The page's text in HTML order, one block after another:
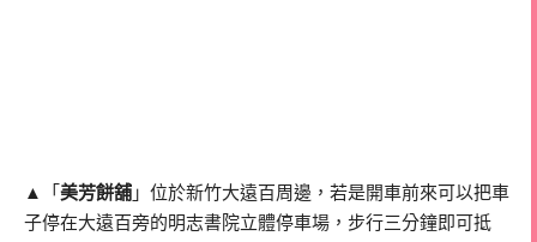
▲「 美芳餅舖 」位於新竹大遠百周邊，若是開車前來可以把車
子停在大遠百旁的明志書院立體停車場，步行三分鐘即可抵